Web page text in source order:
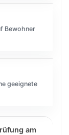
Bewohner
geeignete
am